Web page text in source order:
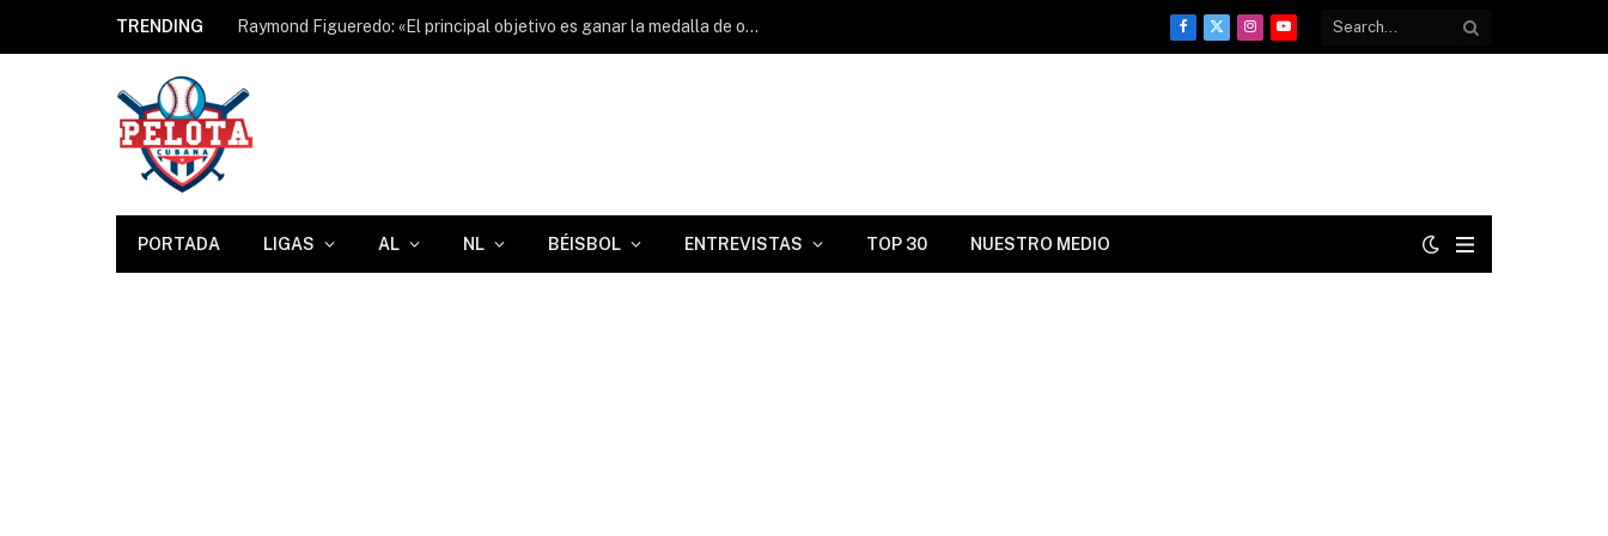
TRENDING Raymond Figueredo: «El principal objetivo es ganar la medalla de oro y obtener un buen resultado.»
Facebook
X
InstagramYouTube
PORTADA LIGAS AL NL BÉISBOL ENTREVISTAS TOP 30 NUESTRO MEDIO